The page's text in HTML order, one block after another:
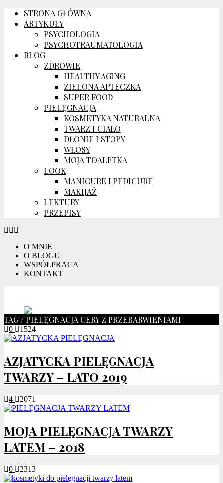
STRONA GŁÓWNA
ARTYKUŁY
PSYCHOLOGIA
PSYCHOTRAUMATOLOGIA
BLOG
ZDROWIE
HEALTHY AGING
ZIELONA APTECZKA
SUPER FOOD
PIELĘGNACJA
KOSMETYKA NATURALNA
TWARZ I CIAŁO
DŁONIE I STOPY
WŁOSY
MOJA TOALETKA
LOOK
MANICURE I PEDICURE
MAKIJAŻ
LEKTURY
PRZEPISY
O MNIE
O BLOGU
WSPÓŁPRACA
KONTAKT
TAG / PIELĘGNACJA CERY Z PRZEBARWIENIAMI
0 1524
AZJATYCKA PIELĘGNACJA
TWARZY – LATO 2019
4 2071
MOJA PIELĘGNACJA TWARZY
LATEM – 2018
0 2313